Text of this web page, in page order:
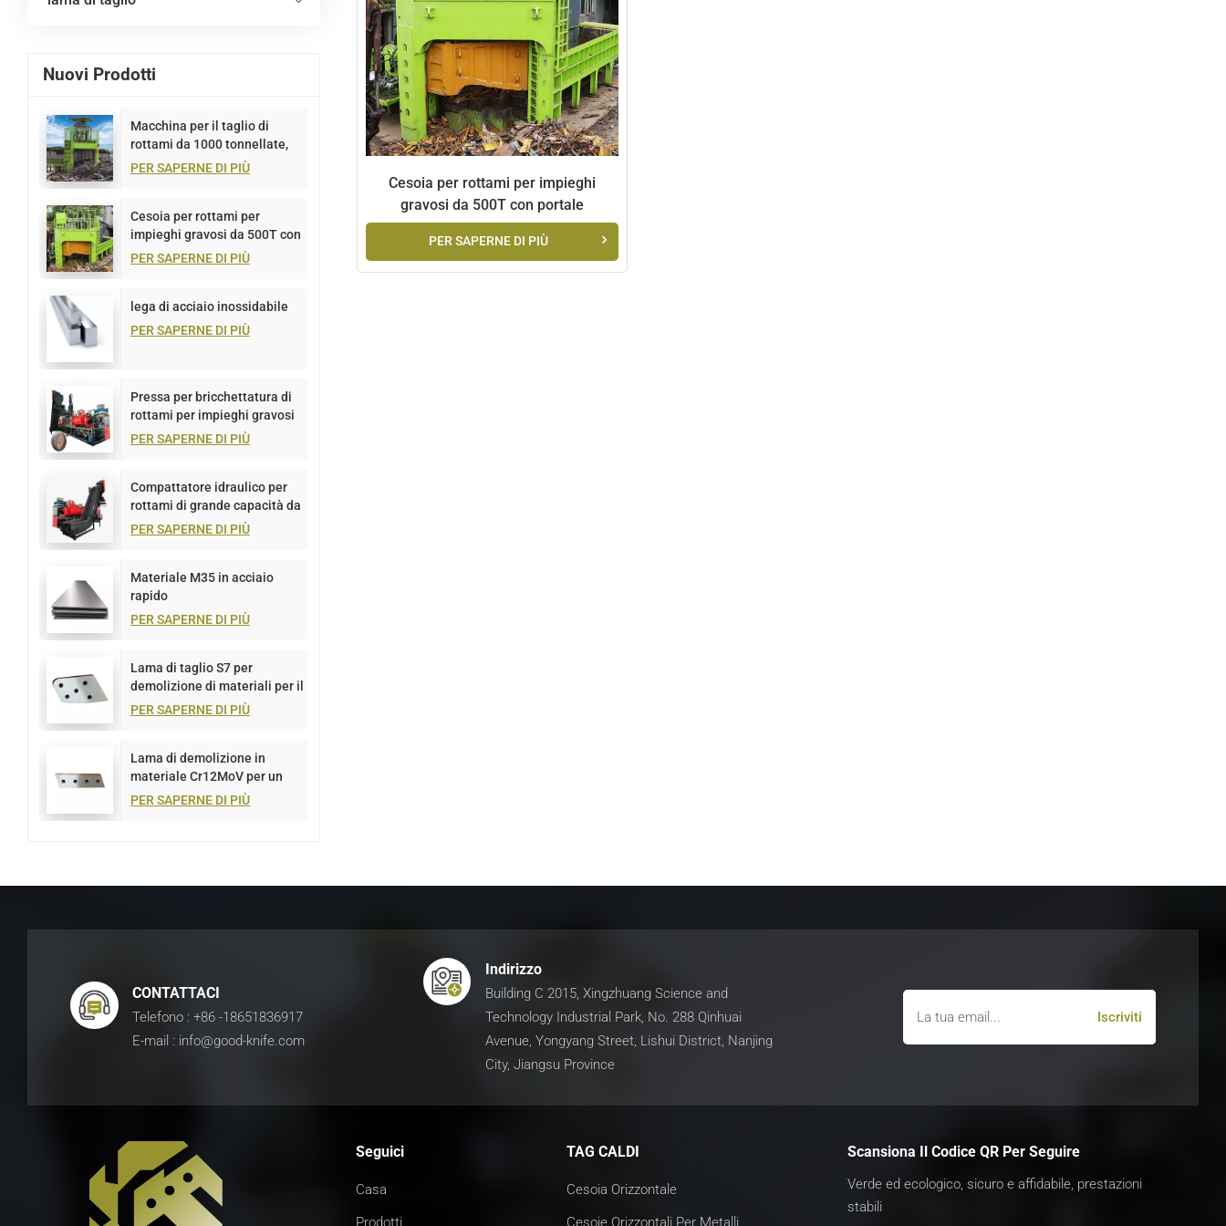
Nuovi Prodotti
Macchina per il taglio di
rottami da 1000 tonnellate,
portale multilama
PER SAPERNE DI PIÙ
Cesoia per rottami per
impieghi gravosi da 500T con
portale multilama
PER SAPERNE DI PIÙ
lega di acciaio inossidabile
PER SAPERNE DI PIÙ
Pressa per bricchettatura di
rottami per impieghi gravosi
da 1500 tonnellate
PER SAPERNE DI PIÙ
Compattatore idraulico per
rottami di grande capacità da
1000 tonnellate
PER SAPERNE DI PIÙ
Materiale M35 in acciaio
rapido
PER SAPERNE DI PIÙ
Lama di taglio S7 per
demolizione di materiali per il
taglio di piastre metalliche
PER SAPERNE DI PIÙ
Lama di demolizione in
materiale Cr12MoV per un
taglio efficiente del metallo
PER SAPERNE DI PIÙ
Cesoia per rottami per impieghi
gravosi da 500T con portale
multilama
PER SAPERNE DI PIÙ
CONTATTACI
Telefono : +86 -18651836917
E-mail : info@good-knife.com
Indirizzo
Building C 2015, Xingzhuang Science and
Technology Industrial Park, No. 288 Qinhuai
Avenue, Yongyang Street, Lishui District, Nanjing
City, Jiangsu Province
Seguici
Casa
Prodotti
TAG CALDI
Cesoia Orizzontale
Cesoie Orizzontali Per Metalli
Scansiona Il Codice QR Per Seguire
Verde ed ecologico, sicuro e affidabile, prestazioni
stabili